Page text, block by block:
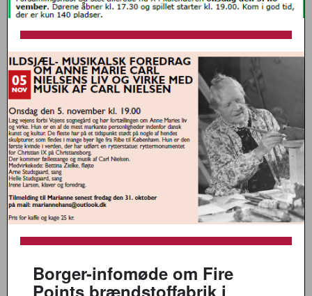
Borger-infomøde om Fire
Points brændstoffabrik i